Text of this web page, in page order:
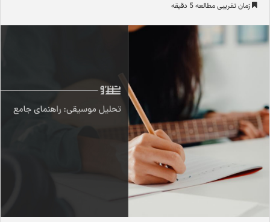
ل
ه
ا
ی
م
ل
زمان تقریبی مطالعه 5 دقیقه